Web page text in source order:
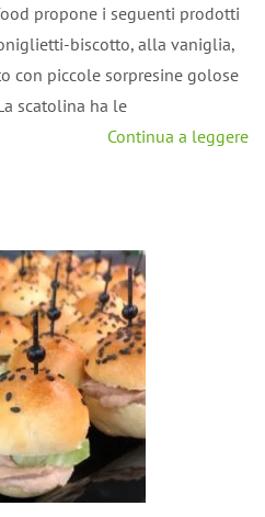
propone i seguenti prodotti
biscotto, alla vaniglia,
con piccole sorpresine golose
scatolina ha le
Continua a leggere